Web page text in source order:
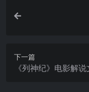
下一篇
《列神纪》电影解说